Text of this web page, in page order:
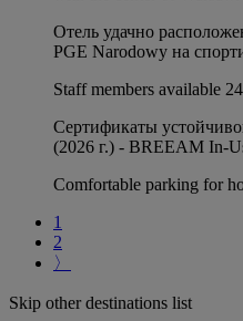
Отель удачно
PGE Narodowy на
Staff members available
Сертификаты
(2026 г.) - BREEAM In-
Comfortable parking for
1
2
〉
Skip other destinations list